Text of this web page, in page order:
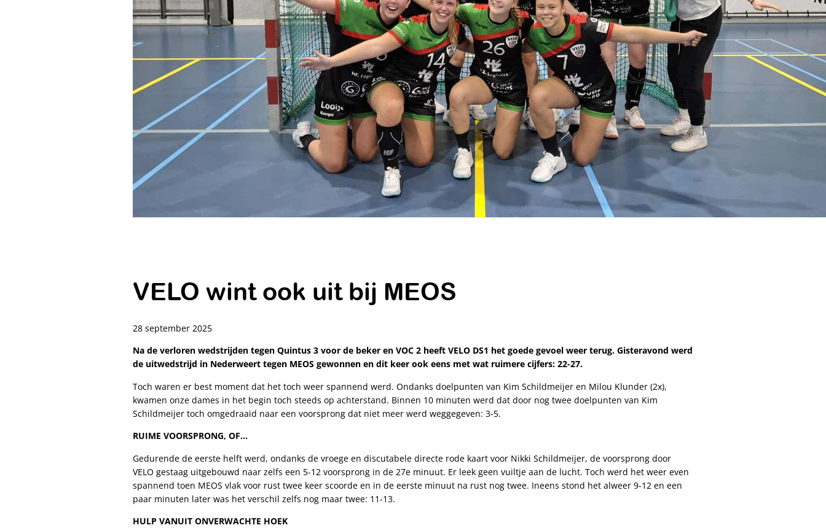
VELO wint ook uit bij MEOS
28 september 2025
Na de verloren wedstrijden tegen Quintus 3 voor de beker en VOC 2 heeft VELO DS1 het goede gevoel weer terug. Gisteravond werd
de uitwedstrijd in Nederweert tegen MEOS gewonnen en dit keer ook eens met wat ruimere cijfers: 22-27.
Toch waren er best moment dat het toch weer spannend werd. Ondanks doelpunten van Kim Schildmeijer en Milou Klunder (2x),
kwamen onze dames in het begin toch steeds op achterstand. Binnen 10 minuten werd dat door nog twee doelpunten van Kim
Schildmeijer toch omgedraaid naar een voorsprong dat niet meer werd weggegeven: 3-5.
RUIME VOORSPRONG, OF…
Gedurende de eerste helft werd, ondanks de vroege en discutabele directe rode kaart voor Nikki Schildmeijer, de voorsprong door
VELO gestaag uitgebouwd naar zelfs een 5-12 voorsprong in de 27e minuut. Er leek geen vuiltje aan de lucht. Toch werd het weer even
spannend toen MEOS vlak voor rust twee keer scoorde en in de eerste minuut na rust nog twee. Ineens stond het alweer 9-12 en een
paar minuten later was het verschil zelfs nog maar twee: 11-13.
HULP VANUIT ONVERWACHTE HOEK